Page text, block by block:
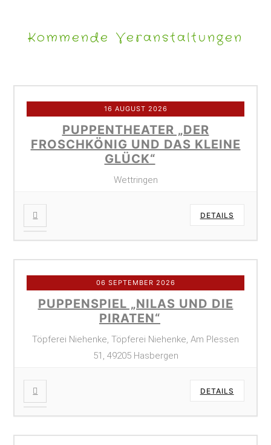
Kommende Veranstaltungen
16 AUGUST 2026
PUPPENTHEATER „DER
FROSCHKÖNIG UND DAS KLEINE
GLÜCK“
Wettringen
DETAILS
06 SEPTEMBER 2026
PUPPENSPIEL „NILAS UND DIE
PIRATEN“
Töpferei Niehenke, Töpferei Niehenke, Am Plessen
51, 49205 Hasbergen
DETAILS